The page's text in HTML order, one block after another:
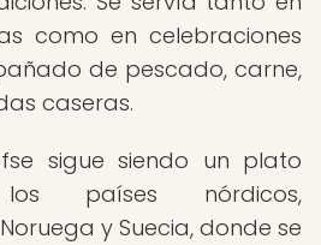
como en celebraciones
de pescado, carne,
caseras.
sigue siendo un plato
países nórdicos,
y Suecia, donde se